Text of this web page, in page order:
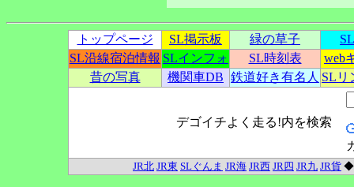
トップページ SL掲示板 緑の草子
SL沿線宿泊情報 SLインフォ SL時刻表
web
昔の写真
機関車DB 鉄道好き有名人 SLリ
デゴイチよく走る!内を検索
JR北 JR東 SLぐんま JR海 JR西 JR四 JR九 JR貨